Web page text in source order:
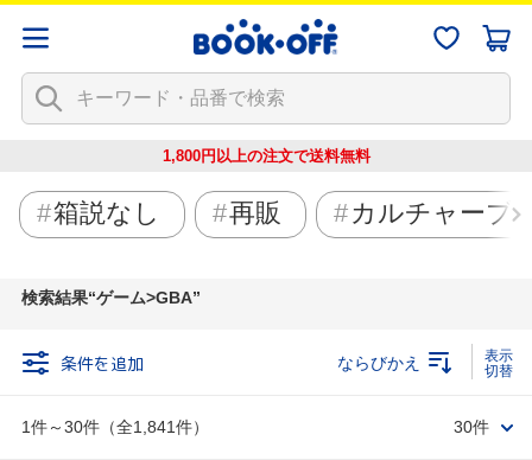
1,800円以上の注文で送料無料
箱説なし 再販 カルチャーブ
検索結果 ゲーム>GBA
条件を追加
1件～30件（全1,841件）
ならびかえ
30件